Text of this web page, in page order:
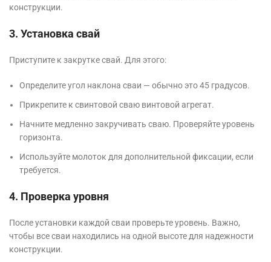
конструкции.
3. Установка свай
Приступите к закрутке свай. Для этого:
Определите угол наклона сваи — обычно это 45 градусов.
Прикрепите к свинтовой сваю винтовой агрегат.
Начните медленно закручивать сваю. Проверяйте уровень
горизонта.
Используйте молоток для дополнительной фиксации, если
требуется.
4. Проверка уровня
После установки каждой сваи проверьте уровень. Важно,
чтобы все сваи находились на одной высоте для надежности
конструкции.